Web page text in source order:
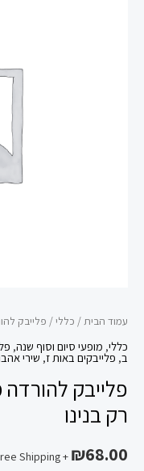
עמוד הבית/ כללי/ פלייבק
כללי, מופעי סיום וסוף שנה,
ב, פלייבקים באות ז,שירי
פלייבק
רק בנינו
₪68.00
+ Free Shipping